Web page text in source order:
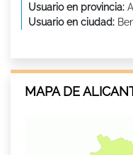
Usuario en provincia:
Usuario en ciudad:
MAPA DE